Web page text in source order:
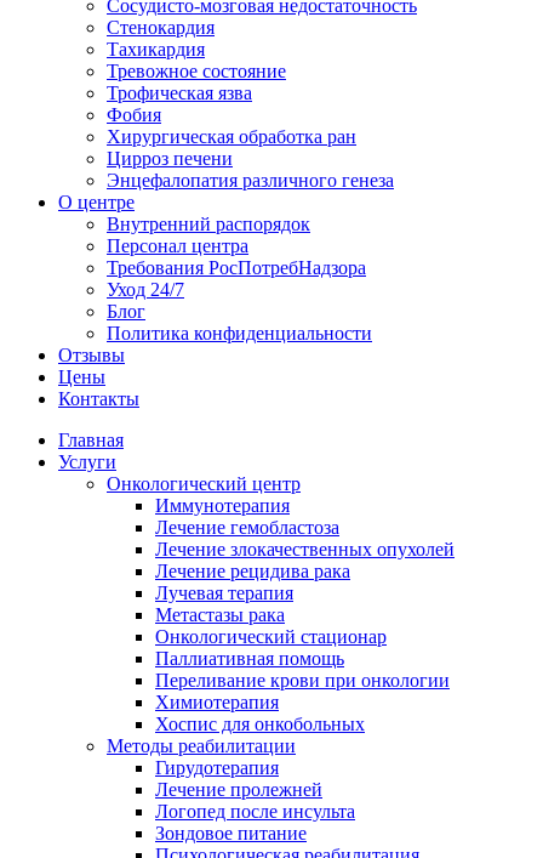
Сосудисто-мозговая недостаточность
Стенокардия
Тахикардия
Тревожное состояние
Трофическая язва
Фобия
Хирургическая обработка ран
Цирроз печени
Энцефалопатия различного генеза
О центре
Внутренний распорядок
Персонал центра
Требования РосПотребНадзора
Уход 24/7
Блог
Политика конфиденциальности
Отзывы
Цены
Контакты
Главная
Услуги
Онкологический центр
Иммунотерапия
Лечение гемобластоза
Лечение злокачественных опухолей
Лечение рецидива рака
Лучевая терапия
Метастазы рака
Онкологический стационар
Паллиативная помощь
Переливание крови при онкологии
Химиотерапия
Хоспис для онкобольных
Методы реабилитации
Гирудотерапия
Лечение пролежней
Логопед после инсульта
Зондовое питание